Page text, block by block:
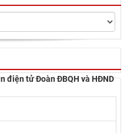
điện tử Đoàn ĐBQH và HĐND